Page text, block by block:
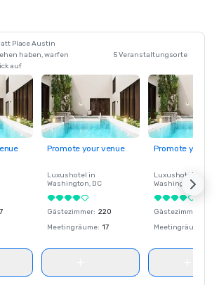
Place Austin
haben, warfen
auf
5 Veranstaltungsorte
Promote your venue
Luxushotel in
Washington, DC
Gästezimmer: 220
Meetingräume: 17
Promote your
Luxushotel in
Washington
Gästezimmer
Meetingräume